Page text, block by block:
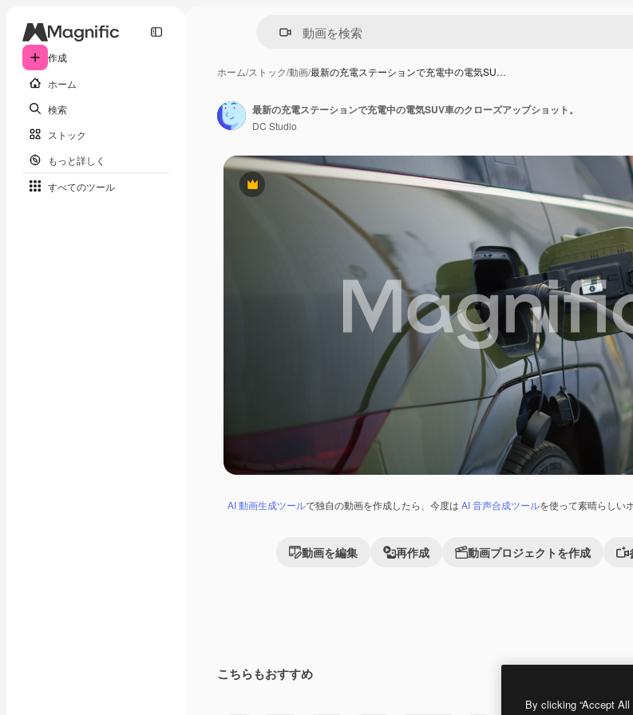
作成
ホーム
検索
ストック
もっと詳しく
すべてのツール
ホーム/ストック/動画/最新の充電ステーションで充電中の電気SU…
Premium
AI 動画生成ツールで独自の動画を作成したら、今度は AI 音声合成ツールを使って素晴らしい
動画を編集 再作成 動画プロジェクトを作成
最新の充電ステーションで充電中の電気SUV車のクローズアップショット。
DC Studio
こちらもおすすめ
By clicking “Accept